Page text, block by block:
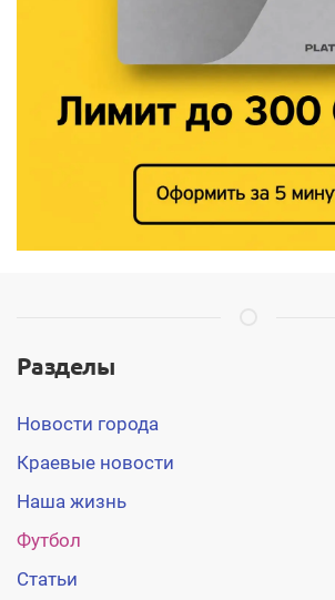
Разделы
Новости города
Краевые новости
Наша жизнь
Футбол
Статьи